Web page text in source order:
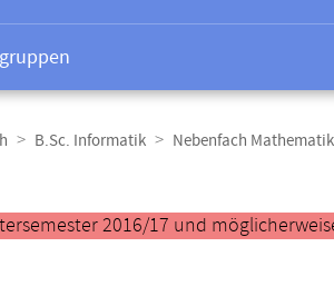
B.Sc. Informatik Nebenfach Mathematik
2016/17 und